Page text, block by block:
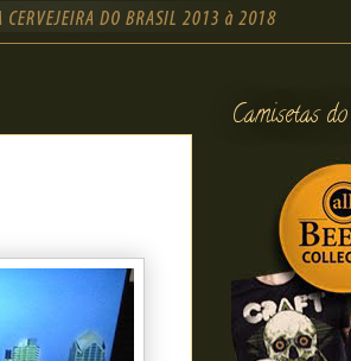
Camisetas